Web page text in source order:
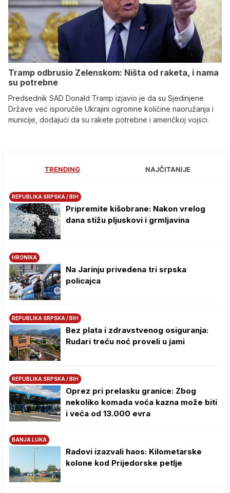
Tramp odbrusio Zelenskom: Ništa od raketa, i nama
su potrebne
Predsednik SAD Donald Tramp izjavio je da su Sjedinjene
Države već isporučile Ukrajini ogromne količine naoružanja i
municije, dodajući da su rakete potrebne i američkoj vojsci.
TRENDING NAJČITANIJE
REPUBLIKA SRPSKA / BIH
Pripremite kišobrane: Nakon vrelog
dana stižu pljuskovi i grmljavina
HRONIKA
Na Јarinju privedena tri srpska
policajca
REPUBLIKA SRPSKA / BIH
Bez plata i zdravstvenog osiguranja:
Rudari treću noć proveli u jami
REPUBLIKA SRPSKA / BIH
Oprez pri prelasku granice: Zbog
nekoliko komada voća kazna može biti
i veća od 13.000 evra
BANJA LUKA
Radovi izazvali haos: Kilometarske
kolone kod Prijedorske petlje